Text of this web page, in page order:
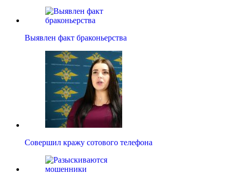
Выявлен факт браконьерства
Совершил кражу сотового телефона